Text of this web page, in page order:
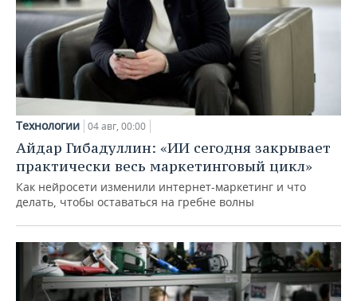
Технологии 04 авг, 00:00
Айдар Гибадуллин: «ИИ сегодня закрывает
практически весь маркетинговый цикл»
Как нейросети изменили интернет-маркетинг и что
делать, чтобы оставаться на гребне волны